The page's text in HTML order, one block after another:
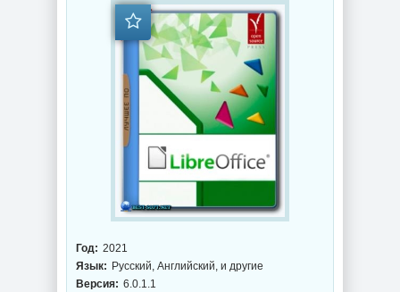
Год: 2021
Язык: Русский, Английский, и другие
Версия: 6.0.1.1